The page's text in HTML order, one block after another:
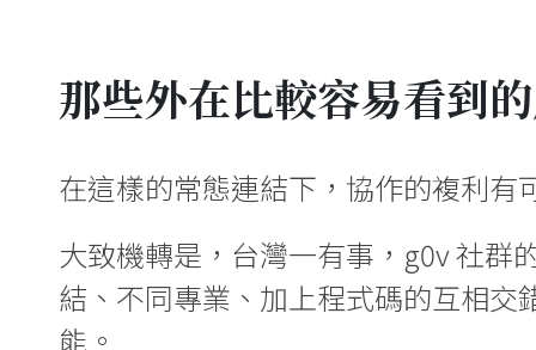
那些外在比較容易看到
在這樣的常態連結下，協作的複利有
大致機轉是，台灣一有事，g0v 社群
結、不同專業、加上程式碼的互相
能。